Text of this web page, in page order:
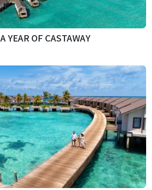
YEAR OF CASTAWAY